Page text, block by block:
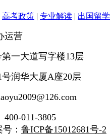
高考政策 | 专业解读 | 出国留学
运营
一大道写字楼13层
润华大厦A座20层
011-3805
： 鲁ICP备15012681号-2